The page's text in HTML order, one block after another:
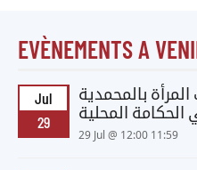
EVÈNEMENTS A
Jul
29
بالمحمدية
الحكامة المحلية
29 Jul @ 12:00 11:59